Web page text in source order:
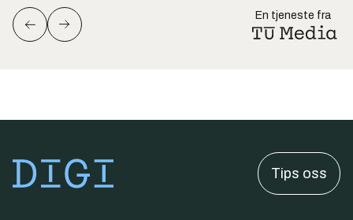
En tjeneste fra
Tips oss